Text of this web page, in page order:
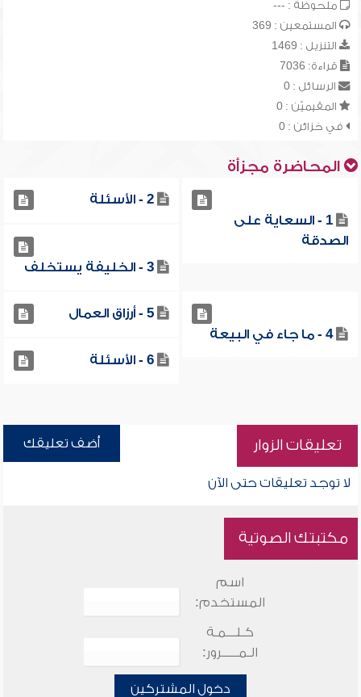
ملحوظة : ---
المستمعين : 369
التنزيل : 1469
قراءة: 7036
الرسائل : 0
المقيميّن : 0
في خزائن : 0
المحاضرة مجزأة
1 - السعاية على
الصدقة
2 - الأسئلة
3 - الخليفة يستخلف
4 - ما جاء في البيعة
5 - أرزاق العمال
6 - الأسئلة
تعليقات الزوار أضف تعليقك
لا توجد تعليقات حتى الآن
مكتبتك الصوتية
اسم
المستخدم:
كـلـــمـة
الـمـــــرور:
دخول المشتركين